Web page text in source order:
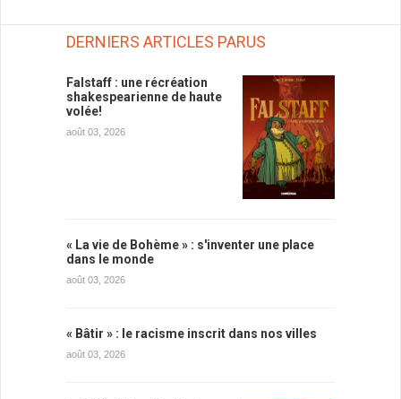
DERNIERS ARTICLES PARUS
Falstaff : une récréation
shakespearienne de haute
volée!
août 03, 2026
« La vie de Bohème » : s'inventer une place
dans le monde
août 03, 2026
« Bâtir » : le racisme inscrit dans nos villes
août 03, 2026